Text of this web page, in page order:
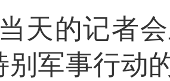
天的记者
别军事行动